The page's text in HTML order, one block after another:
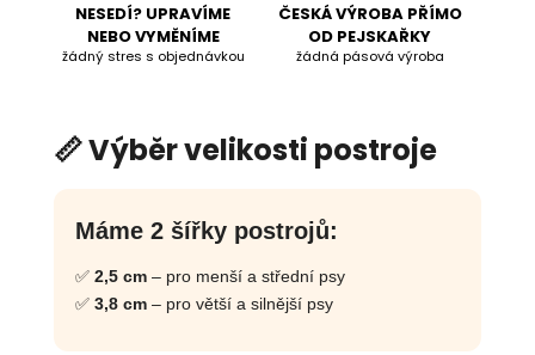
NESEDÍ? UPRAVÍME
NEBO VYMĚNÍME
žádný stres s objednávkou
ČESKÁ VÝROBA PŘÍMO
OD PEJSKAŘKY
žádná pásová výroba
📏 Výběr velikosti postroje
Máme 2 šířky postrojů:
✅ 2,5 cm – pro menší a střední psy
✅ 3,8 cm – pro větší a silnější psy